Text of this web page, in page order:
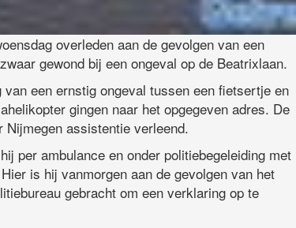
overleden aan de gevolgen van een
gewond bij een ongeval op de Beatrixlaan.
een ernstig ongeval tussen een fietsertje en
gingen naar het opgegeven adres. De
assistentie verleend.
per ambulance en onder politiebegeleiding met
is hij vanmorgen aan de gevolgen van het
gebracht om een verklaring op te